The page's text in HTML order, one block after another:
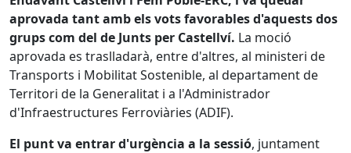
aprovada tant amb els vots favorables d'aquests dos
grups com del de Junts per Castellví. La moció
aprovada es traslladarà, entre d'altres, al ministeri de
Transports i Mobilitat Sostenible, al departament de
Territori de la Generalitat i a l'Administrador
d'Infraestructures Ferroviàries (ADIF).
El punt va entrar d'urgència a la sessió, juntament